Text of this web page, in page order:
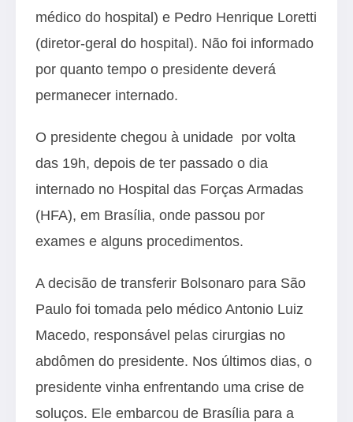
médico do hospital) e Pedro Henrique Loretti
(diretor-geral do hospital). Não foi informado
por quanto tempo o presidente deverá
permanecer internado.
O presidente chegou à unidade por volta
das 19h, depois de ter passado o dia
internado no Hospital das Forças Armadas
(HFA), em Brasília, onde passou por
exames e alguns procedimentos.
A decisão de transferir Bolsonaro para São
Paulo foi tomada pelo médico Antonio Luiz
Macedo, responsável pelas cirurgias no
abdômen do presidente. Nos últimos dias, o
presidente vinha enfrentando uma crise de
soluços. Ele embarcou de Brasília para a